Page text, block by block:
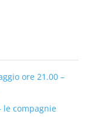
ore 21.00 –
le compagnie